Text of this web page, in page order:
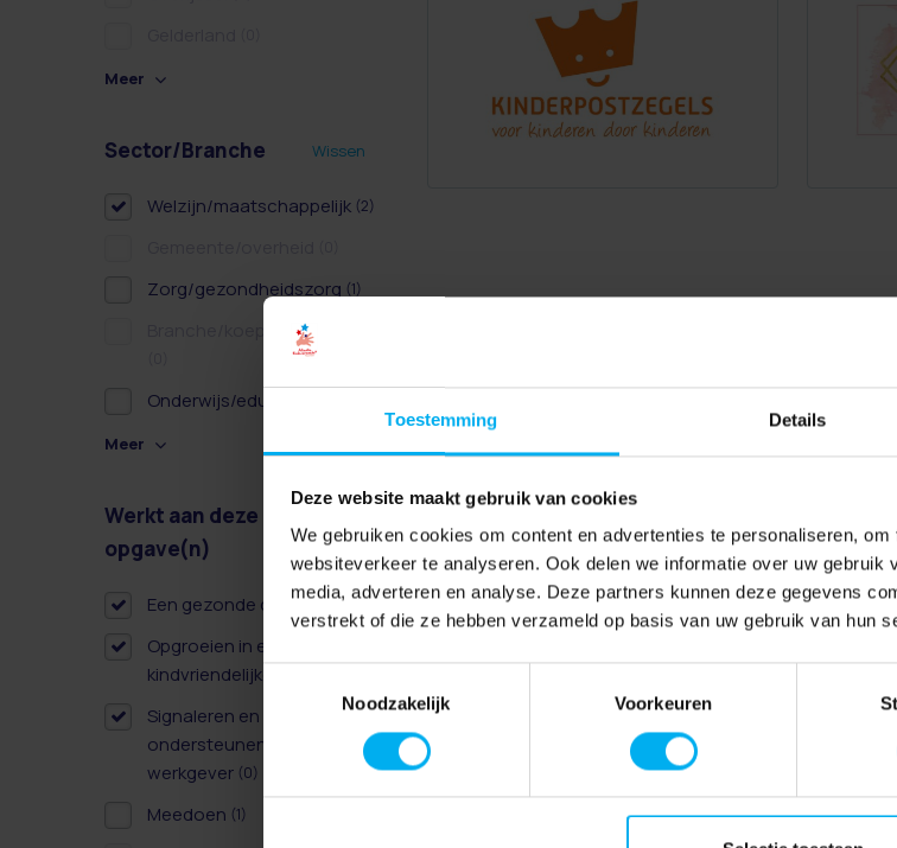
Toestemming Details
Deze website maakt gebruik van cookies
We gebruiken cookies om content en advertenties te personaliseren,
websiteverkeer te analyseren. Ook delen we informatie over uw
media, adverteren en analyse. Deze partners kunnen deze gegevens
verstrekt of die ze hebben verzameld op basis van uw gebruik van hun
Noodzakelijk
Voorkeuren
Meer
Sector/Branche Wissen
Welzijn/maatschappelijk (2)
Zorg/gezondheidszorg (1)
Branche/koepel/belangen
Onderwijs/educatie
Meer
Werkt aan deze
opgave(n)
Een gezonde dag(1)
Opgroeien in een
kindvriendelijke omgeving
Signaleren en
ondersteunen als
werkgever (0)
Meedoen (1)